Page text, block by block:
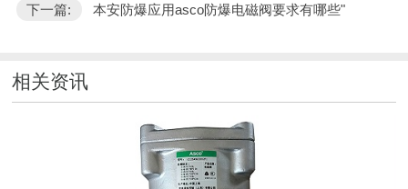
下一篇: 本安防爆应用asco防爆电磁阀要求有哪些"
相关资讯